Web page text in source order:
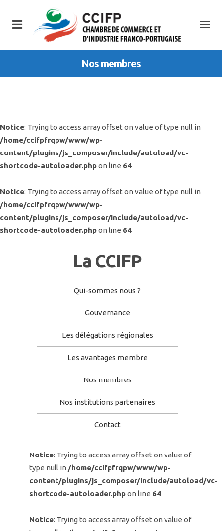
Nos membres
Notice: Trying to access array offset on value of type null in
/home/ccifpfrqpw/www/wp-
content/plugins/js_composer/include/autoload/vc-
shortcode-autoloader.phpon line 64
Notice: Trying to access array offset on value of type null in
/home/ccifpfrqpw/www/wp-
content/plugins/js_composer/include/autoload/vc-
shortcode-autoloader.phpon line 64
La CCIFP
Qui-sommes nous ?
Gouvernance
Les délégations régionales
Les avantages membre
Nos membres
Nos institutions partenaires
Contact
Notice: Trying to access array offset on value of
type null in /home/ccifpfrqpw/www/wp-
content/plugins/js_composer/include/autoload/vc-
shortcode-autoloader.phpon line 64
Notice: Trying to access array offset on value of